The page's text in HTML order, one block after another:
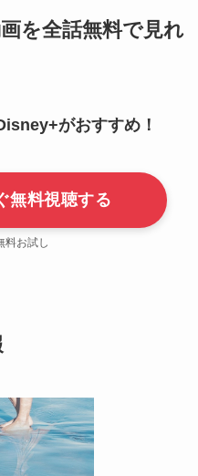
を全話無料で見れ
がおすすめ！
無料視聴する
料お試し